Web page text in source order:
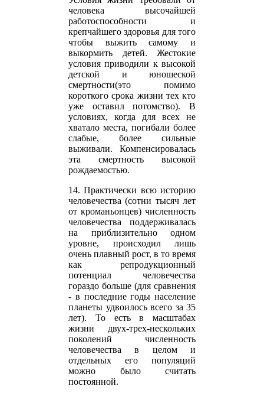
человека высочайшей
работоспособности и
крепчайшего здоровья для того
чтобы выжить самому и
выкормить детей. Жестокие
условия приводили к высокой
детской и юношеской
смертности(это помимо
короткого срока жизни тех кто
уже оставил потомство). В
условиях, когда для всех не
хватало места, погибали более
слабые, более сильные
выживали. Компенсировалась
эта смертность высокой
рождаемостью.
14. Практически всю историю
человечества (сотни тысяч лет
от кроманьонцев) численность
человечества поддерживалась
на приблизительно одном
уровне, происходил лишь
очень плавный рост, в то время
как репродукционный
потенциал человечества
гораздо больше (для сравнения
- в последние годы население
планеты удвоилось всего за 35
лет). То есть в масштабах
жизни двух-трех-нескольких
поколений численность
человечества в целом и
отдельных его популяций
можно было считать
постоянной.